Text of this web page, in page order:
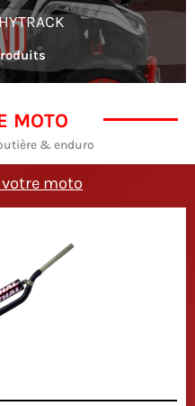
MOTO
& enduro
moto